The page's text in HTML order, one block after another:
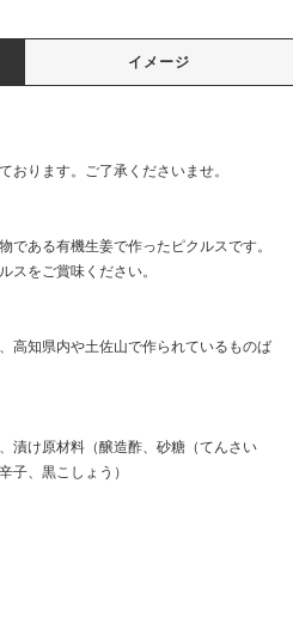
イメージ
おります。ご了承くださいませ。
である有機生姜で作ったピクルスです。
スをご賞味ください。
高知県内や土佐山で作られているものば
漬け原材料（醸造酢、砂糖（てんさい
子、黒こしょう）